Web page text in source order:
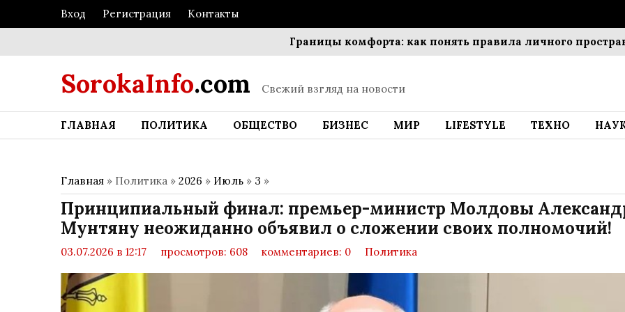
Вход Регистрация Контакты
Границы комфорта: как понять правила личного
SorokaInfo.com Свежий взгляд на новости
ГЛАВНАЯ ПОЛИТИКА ОБЩЕСТВО БИЗНЕС МИР LIFESTYLE ТЕХНО
Главная » Политика » 2026 » Июль » 3 »
Принципиальный финал: премьер-министр Молдовы
Мунтяну неожиданно объявил о сложении своих полномочий!
03.07.2026 в 12:17 просмотров: 608 комментариев: 0 Политика